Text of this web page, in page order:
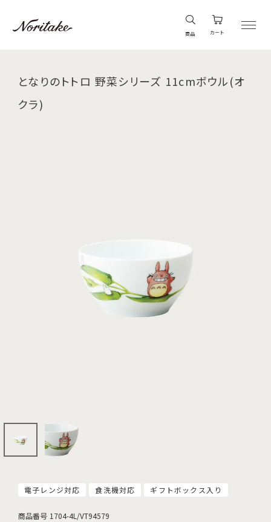
商品 カート
となりのトトロ 野菜シリーズ 11cmボウル(オ
クラ)
電子レンジ対応 食洗機対応 ギフトボックス入り
商品番号 1704-4L/VT94579